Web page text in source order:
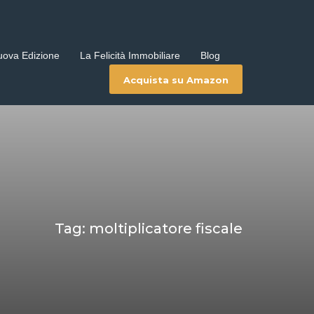
Edizione La Felicità Immobiliare Blog
Acquista su Amazon
Tag: moltiplicatore fiscale